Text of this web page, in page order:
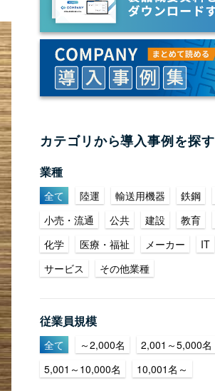
カテゴリから導入事例を探す
業種
全て 陸運 輸送用機器 鉄鋼
小売・流通
公共 建設 教育
化学
医療・福祉 メーカー
IT
サービス
その他業種
従業員規模
全て ～2,000名
2,001～5,000名
5,001～10,000名
10,001名～